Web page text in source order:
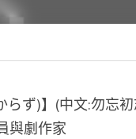
ず)】(中文:勿忘
與劇作家